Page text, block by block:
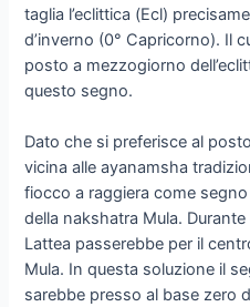
taglia l’eclittica (Ecl)
d’inverno (0° Capricorno). Il
posto a mezzogiorno
questo segno.
Dato che si preferisce al
vicina alle ayanamsha
fiocco a raggiera come
della nakshatra Mula.
Lattea passerebbe per il
Mula. In questa soluzione il
sarebbe presso al base zero